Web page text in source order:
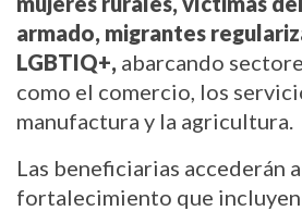
armado, migrantes
LGBTIQ+, abarcando
como el comercio, los
manufactura y la agricultura.
Las beneficiarias accederán
fortalecimiento que incluyen